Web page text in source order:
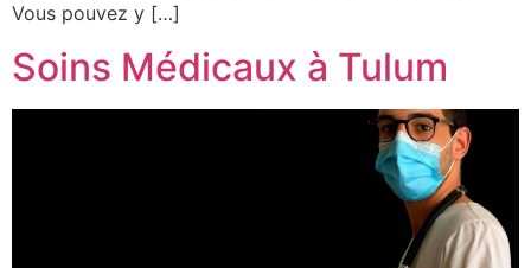
Vous pouvez y […]
Soins Médicaux à Tulum